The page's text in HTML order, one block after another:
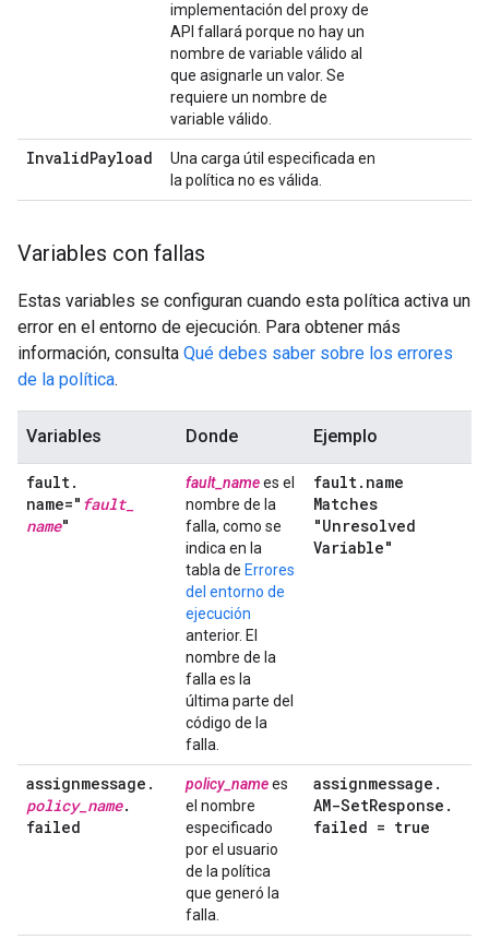
implementación del proxy de
API fallará porque no hay un
nombre de variable válido al
que asignarle un valor. Se
requiere un nombre de
variable válido.
InvalidPayload
Una carga útil especificada en
la política no es válida.
Variables con fallas
Estas variables se configuran cuando esta política activa un
error en el entorno de ejecución. Para obtener más
información, consulta Qué debes saber sobre los errores
de la política.
Variables Donde Ejemplo
fault.
name=" fault_
name"
fault_namees el
nombre de la
falla, como se
indica en la
tabla de Errores
del entorno de
ejecución
anterior. El
nombre de la
falla es la
última parte del
código de la
falla.
fault. name
Matches
"Unresolved
Variable"
assignmessage .
policy_ name.
failed
policy_namees
el nombre
especificado
por el usuario
de la política
que generó la
falla.
assignmessage .
AM-SetResponse .
failed = true